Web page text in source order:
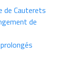
de Cauterets
de